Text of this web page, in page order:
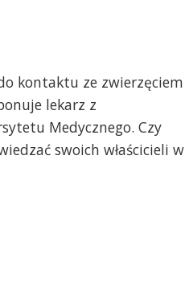
kontaktu ze zwierzęciem
lekarz z
Medycznego. Czy
swoich właścicieli w